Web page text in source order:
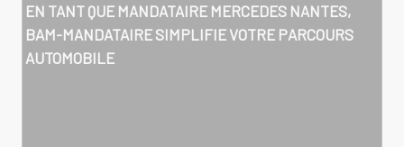
EN TANT QUE MANDATAIRE MERCEDES NANTES,
BAM-MANDATAIRE SIMPLIFIE VOTRE PARCOURS
AUTOMOBILE